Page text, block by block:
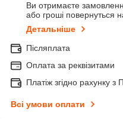
Ви отримаєте
або гроші повернуться
Детальніше
Післяплата
Оплата за реквізитами
Платіж згідно рахунку з
Всі умови оплати